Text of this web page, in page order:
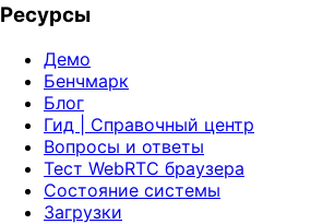
Ресурсы
Демо
Бенчмарк
Блог
Гид | Справочный центр
Вопросы и ответы
Тест WebRTC браузера
Состояние системы
Загрузки